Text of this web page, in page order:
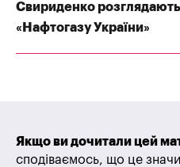
Свириденко
«Нафтогазу України»
Якщо ви дочитали цей
сподіваємось, що це